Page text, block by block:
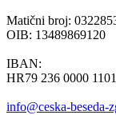
Matični broj:
OIB: 13489869120
IBAN:
HR79 236 0000
info@ceska-beseda-